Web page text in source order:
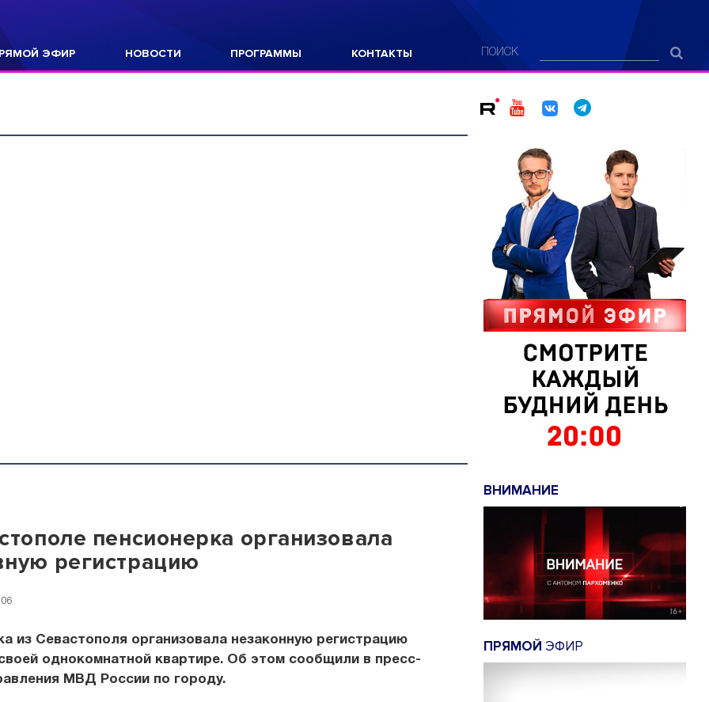
ЭФИР НОВОСТИ ПРОГРАММЫ КОНТАКТЫ ПОИСК
пенсионерка организовала
регистрацию
из Севастополя организовала незаконную регистрацию
однокомнатной квартире. Об этом сообщили в пресс-
МВД России по городу.
ВНИМАНИЕ
ПРЯМОЙ ЭФИР